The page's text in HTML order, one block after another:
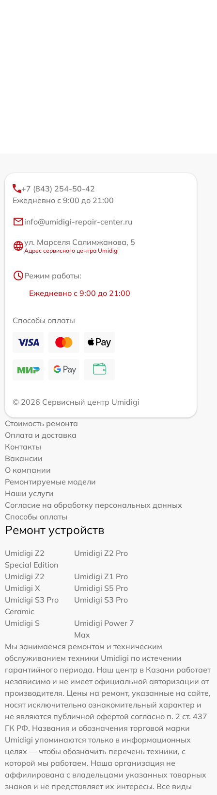
+7 (843) 254-50-42
Ежедневно с 9:00 до 21:00
info@umidigi-repair-center.ru
ул. Марселя Салимжанова, 5
Адрес сервисного центра Umidigi
Режим работы:
Ежедневно с 9:00 до 21:00
Способы оплаты
© 2026 Сервисный центр Umidigi
Стоимость ремонта
Оплата и доставка
Контакты
Вакансии
О компании
Ремонтируемые модели
Наши услуги
Согласие на обработку персональных данных
Способы оплаты
Ремонт устройств
Umidigi Z2
Special Edition
Umidigi Z2 Pro
Umidigi Z2
Umidigi Z1 Pro
Umidigi X
Umidigi S5 Pro
Umidigi S3 Pro
Ceramic
Umidigi S3 Pro
Umidigi S
Umidigi Power 7
Max
Мы занимаемся ремонтом и техническим
обслуживанием техники Umidigi по истечении
гарантийного периода. Наш центр в Казани работает
независимо и не имеет официальной авторизации от
производителя. Цены на ремонт, указанные на сайте,
носят исключительно ознакомительный характер и
не являются публичной офертой согласно п. 2 ст. 437
ГК РФ. Названия и обозначения торговой марки
Umidigi упоминаются только в информационных
целях — чтобы обозначить перечень техники, с
которой мы работаем. Наша организация не
аффилирована с владельцами указанных товарных
знаков и не представляет их интересы. Все виды